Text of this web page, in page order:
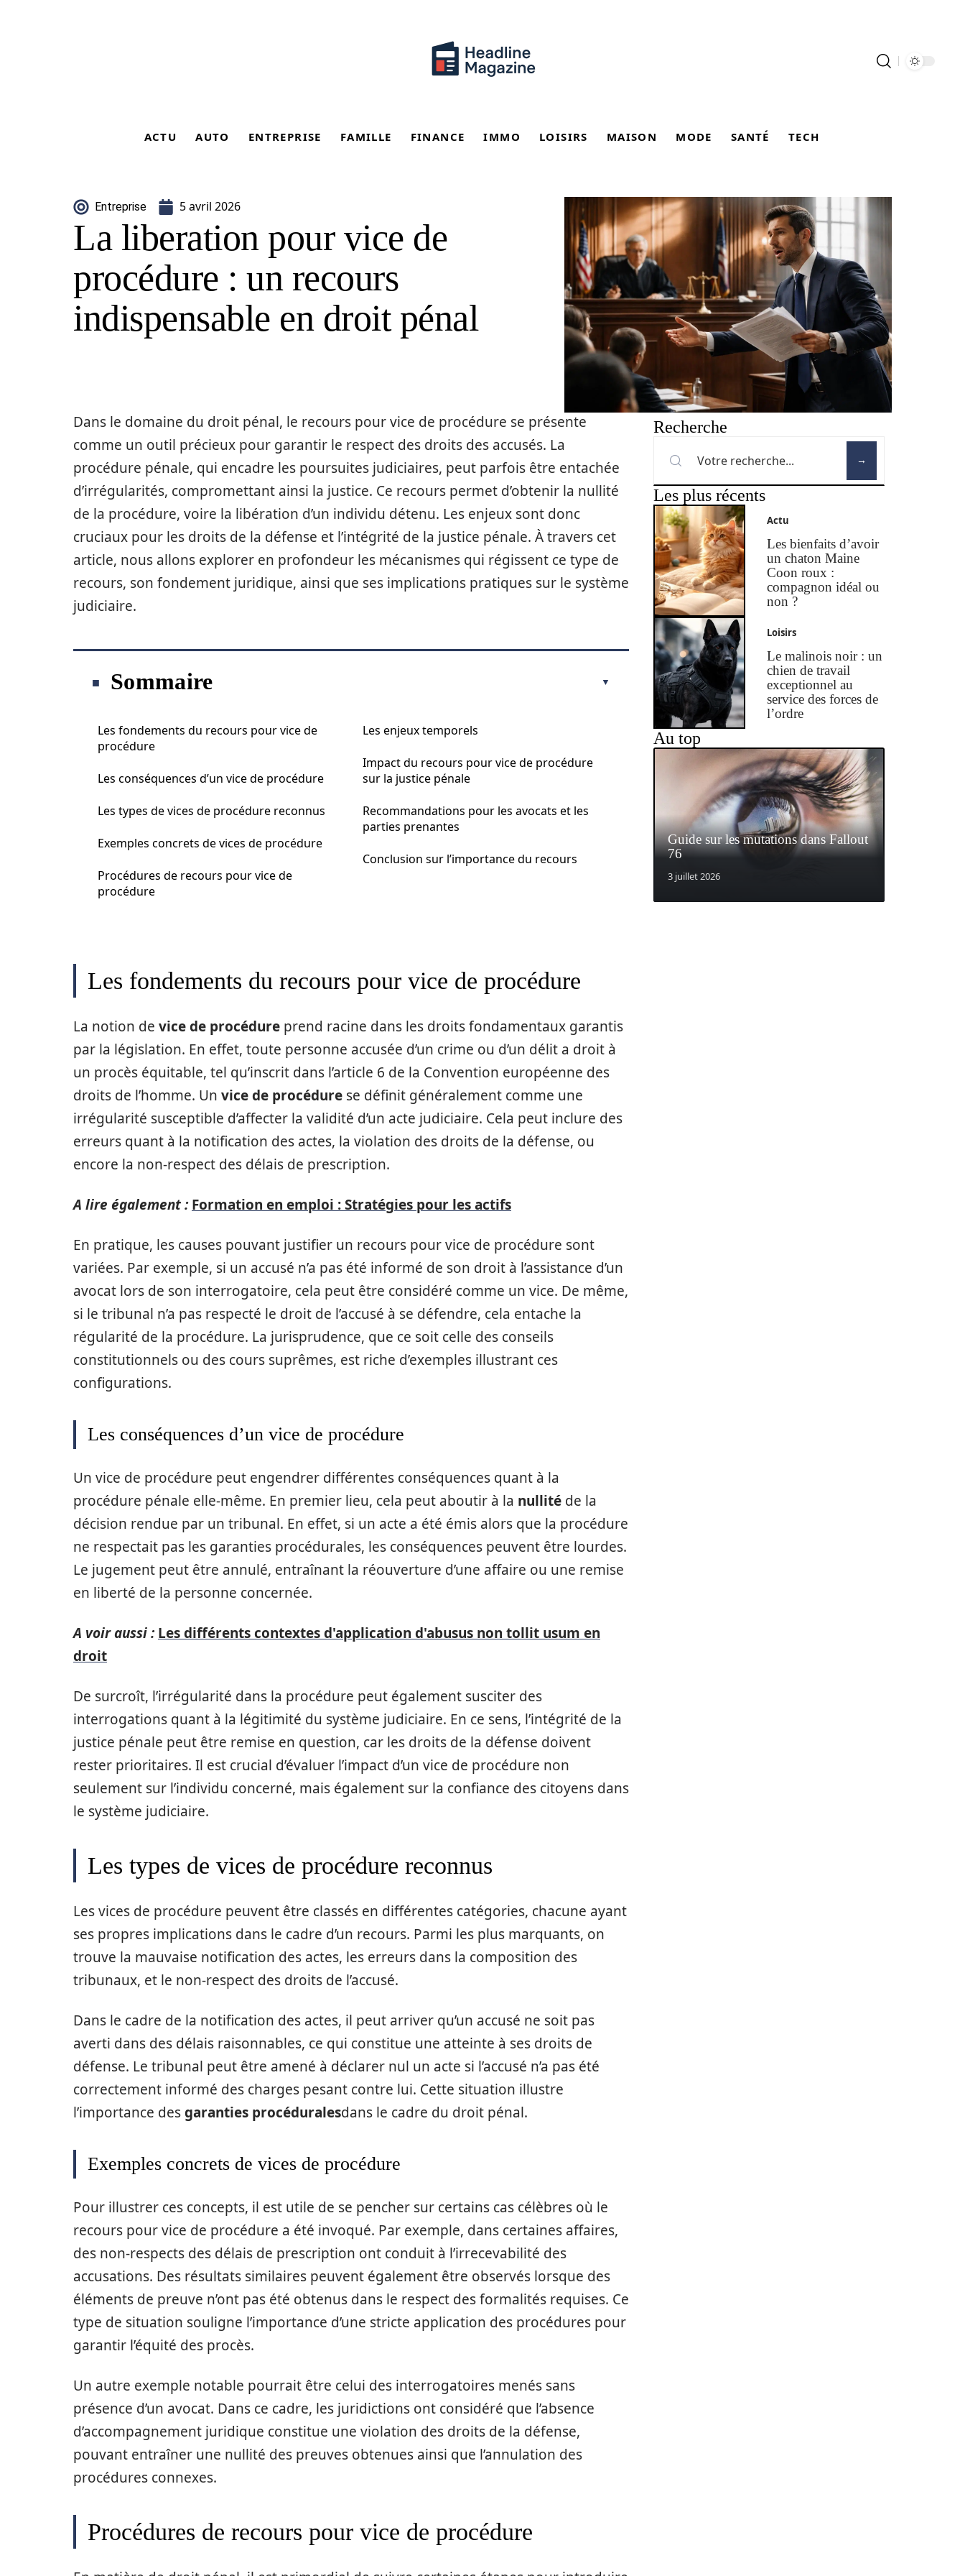
ACTU AUTO ENTREPRISE FAMILLE FINANCE IMMO LOISIRS MAISON MODE SANTÉ TECH
Entreprise 5 avril 2026
La liberation pour vice de
procédure : un recours
indispensable en droit pénal
Dans le domaine du droit pénal, le recours pour vice de procédure se présente
comme un outil précieux pour garantir le respect des droits des accusés. La
procédure pénale, qui encadre les poursuites judiciaires, peut parfois être entachée
d’irrégularités, compromettant ainsi la justice. Ce recours permet d’obtenir la nullité
de la procédure, voire la libération d’un individu détenu. Les enjeux sont donc
cruciaux pour les droits de la défense et l’intégrité de la justice pénale. À travers cet
article, nous allons explorer en profondeur les mécanismes qui régissent ce type de
recours, son fondement juridique, ainsi que ses implications pratiques sur le système
judiciaire.
Sommaire
Les fondements du recours pour vice de
procédure
Les conséquences d’un vice de procédure
Les types de vices de procédure reconnus
Exemples concrets de vices de procédure
Procédures de recours pour vice de
procédure
Les enjeux temporels
Impact du recours pour vice de procédure
sur la justice pénale
Recommandations pour les avocats et les
parties prenantes
Conclusion sur l’importance du recours
Les fondements du recours pour vice de procédure
La notion de vice de procédure prend racine dans les droits fondamentaux garantis
par la législation. En effet, toute personne accusée d’un crime ou d’un délit a droit à
un procès équitable, tel qu’inscrit dans l’article 6 de la Convention européenne des
droits de l’homme. Un vice de procédure se définit généralement comme une
irrégularité susceptible d’affecter la validité d’un acte judiciaire. Cela peut inclure des
erreurs quant à la notification des actes, la violation des droits de la défense, ou
encore la non-respect des délais de prescription.
A lire également : Formation en emploi : Stratégies pour les actifs
En pratique, les causes pouvant justifier un recours pour vice de procédure sont
variées. Par exemple, si un accusé n’a pas été informé de son droit à l’assistance d’un
avocat lors de son interrogatoire, cela peut être considéré comme un vice. De même,
si le tribunal n’a pas respecté le droit de l’accusé à se défendre, cela entache la
régularité de la procédure. La jurisprudence, que ce soit celle des conseils
constitutionnels ou des cours suprêmes, est riche d’exemples illustrant ces
configurations.
Les conséquences d’un vice de procédure
Un vice de procédure peut engendrer différentes conséquences quant à la
procédure pénale elle-même. En premier lieu, cela peut aboutir à la nullité de la
décision rendue par un tribunal. En effet, si un acte a été émis alors que la procédure
ne respectait pas les garanties procédurales, les conséquences peuvent être lourdes.
Le jugement peut être annulé, entraînant la réouverture d’une affaire ou une remise
en liberté de la personne concernée.
A voir aussi : Les différents contextes d'application d'abusus non tollit usum en
droit
De surcroît, l’irrégularité dans la procédure peut également susciter des
interrogations quant à la légitimité du système judiciaire. En ce sens, l’intégrité de la
justice pénale peut être remise en question, car les droits de la défense doivent
rester prioritaires. Il est crucial d’évaluer l’impact d’un vice de procédure non
seulement sur l’individu concerné, mais également sur la confiance des citoyens dans
le système judiciaire.
Les types de vices de procédure reconnus
Les vices de procédure peuvent être classés en différentes catégories, chacune ayant
ses propres implications dans le cadre d’un recours. Parmi les plus marquants, on
trouve la mauvaise notification des actes, les erreurs dans la composition des
tribunaux, et le non-respect des droits de l’accusé.
Dans le cadre de la notification des actes, il peut arriver qu’un accusé ne soit pas
averti dans des délais raisonnables, ce qui constitue une atteinte à ses droits de
défense. Le tribunal peut être amené à déclarer nul un acte si l’accusé n’a pas été
correctement informé des charges pesant contre lui. Cette situation illustre
l’importance desgaranties procéduralesdans le cadre du droit pénal.
Exemples concrets de vices de procédure
Pour illustrer ces concepts, il est utile de se pencher sur certains cas célèbres où le
recours pour vice de procédure a été invoqué. Par exemple, dans certaines affaires,
des non-respects des délais de prescription ont conduit à l’irrecevabilité des
accusations. Des résultats similaires peuvent également être observés lorsque des
éléments de preuve n’ont pas été obtenus dans le respect des formalités requises. Ce
type de situation souligne l’importance d’une stricte application des procédures pour
garantir l’équité des procès.
Un autre exemple notable pourrait être celui des interrogatoires menés sans
présence d’un avocat. Dans ce cadre, les juridictions ont considéré que l’absence
d’accompagnement juridique constitue une violation des droits de la défense,
pouvant entraîner une nullité des preuves obtenues ainsi que l’annulation des
procédures connexes.
Procédures de recours pour vice de procédure
Recherche
Les plus récents
Actu
Les bienfaits d’avoir
un chaton Maine
Coon roux :
compagnon idéal ou
non ?
Loisirs
Le malinois noir : un
chien de travail
exceptionnel au
service des forces de
l’ordre
Au top
Guide sur les mutations dans Fallout
76
3 juillet 2026